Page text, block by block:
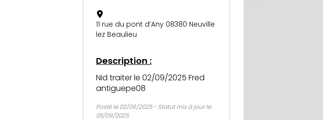
11 rue du pont d’Any 08380 Neuville
lez Beaulieu
Description :
Nid traiter le 02/09/2025 Fred
antiguepe08
Posté le 02/09/2025 - Statut mis à jour le
05/09/2025